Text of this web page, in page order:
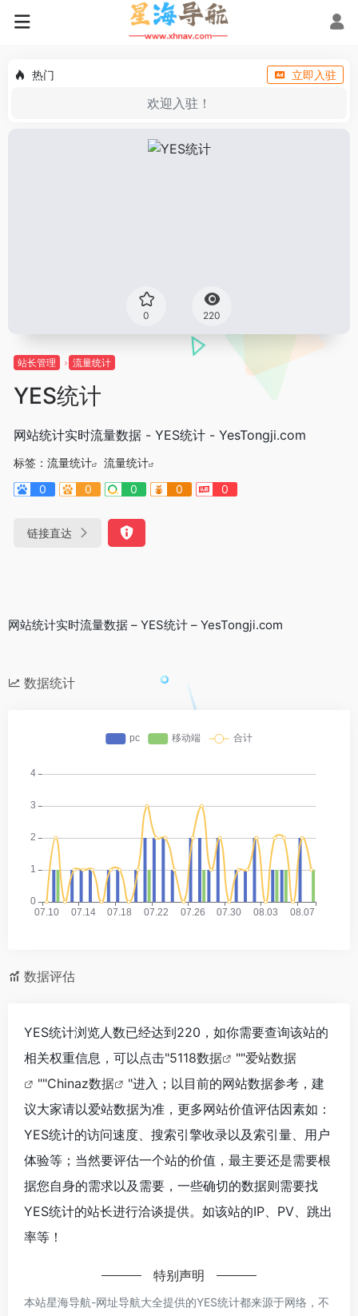
热门 立即入驻
欢迎入驻！
0 220
站长管理 流量统计
YES统计
网站统计实时流量数据 - YES统计 - YesTongji.com
标签： 流量统计
流量统计
0
0 0 0 0
链接直达
网站统计实时流量数据 – YES统计 – YesTongji.com
数据统计
数据评估
YES统计浏览人数已经达到220，如你需要查询该站的
相关权重信息，可以点击"5118数据 ""爱站数据
""Chinaz数据
"进入；以目前的网站数据参考，建
议大家请以爱站数据为准，更多网站价值评估因素如：
YES统计的访问速度、搜索引擎收录以及索引量、用户
体验等；当然要评估一个站的价值，最主要还是需要根
据您自身的需求以及需要，一些确切的数据则需要找
YES统计的站长进行洽谈提供。如该站的IP、PV、跳出
率等！
特别声明
本站星海导航-网址导航大全提供的YES统计都来源于网络，不